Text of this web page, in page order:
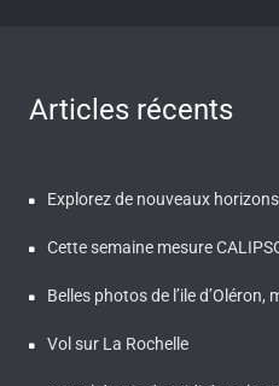
Articles récents
Explorez de nouveaux
Cette semaine mesure
Belles photos de l’ile d’Oléron,
Vol sur La Rochelle